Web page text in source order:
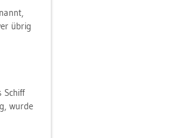
übrig
Schiff
wurde